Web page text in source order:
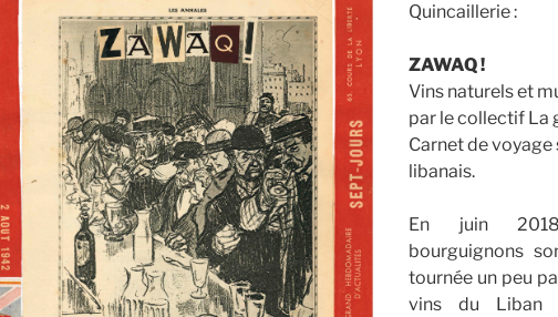
Quincaillerie :
ZAWAQ !
Vins naturels et
par le collectif La
Carnet de
libanais.
En juin
bourguignons
tournée un peu
vins du Liban